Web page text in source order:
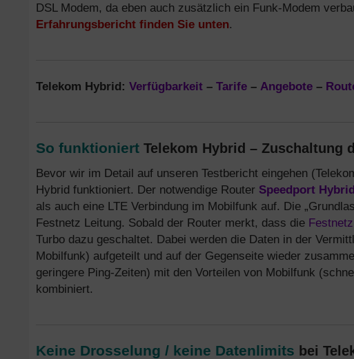
DSL Modem, da eben auch zusätzlich ein Funk-Modem
Erfahrungsbericht finden Sie unten.
Telekom Hybrid: Verfügbarkeit – Tarife – Angebote –
So funktioniert Telekom Hybrid – Zuschaltung
Bevor wir im Detail auf unseren Testbericht eingehen
Hybrid funktioniert. Der notwendige Router Speedport Hybrid
als auch eine LTE Verbindung im Mobilfunk auf. Die
Festnetz Leitung. Sobald der Router merkt, dass die Festnetz
Turbo dazu geschaltet. Dabei werden die Daten in der
Mobilfunk) aufgeteilt und auf der Gegenseite wieder
geringere Ping-Zeiten) mit den Vorteilen von Mobilfunk
kombiniert.
Keine Drosselung / keine Datenlimits bei